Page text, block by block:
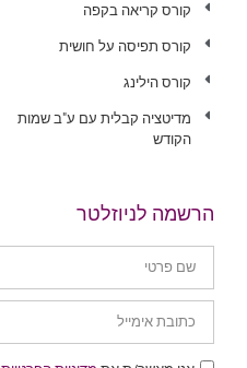
קורס קריאה בקפה
קורס תפיסה על חושית
קורס הילינג
מדיטציה קבלית עם ע"ב שמות
הקודש
הרשמה לניוזלטר